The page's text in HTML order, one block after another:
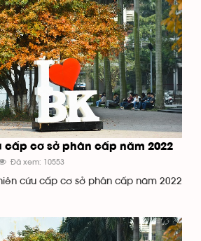
cấp cơ sở phân cấp năm 2022
Đã xem: 10553
cứu cấp cơ sở phân cấp năm 2022